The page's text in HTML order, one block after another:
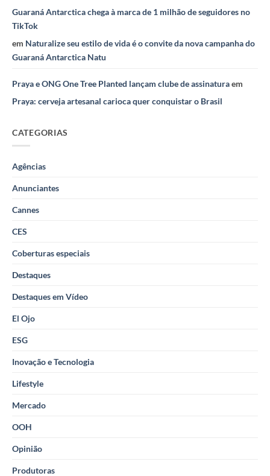
Guaraná Antarctica chega à marca de 1 milhão de seguidores no
TikTok
em Naturalize seu estilo de vida é o convite da nova campanha do
Guaraná Antarctica Natu
Praya e ONG One Tree Planted lançam clube de assinaturaem
Praya: cerveja artesanal carioca quer conquistar o Brasil
CATEGORIAS
Agências
Anunciantes
Cannes
CES
Coberturas especiais
Destaques
Destaques em Vídeo
El Ojo
ESG
Inovação e Tecnologia
Lifestyle
Mercado
OOH
Opinião
Produtoras